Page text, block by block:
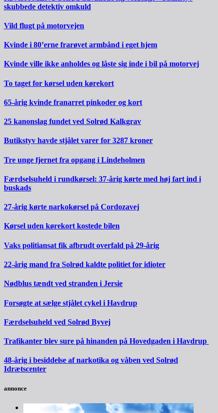
skubbede detektiv omkuld
Vild flugt på motorvejen
Kvinde i 80’erne frarøvet armbånd i eget hjem
Kvinde ville ikke anholdes og låste sig inde i bil på motorvej
To taget for kørsel uden kørekort
65-årig kvinde franarret pinkoder og kort
25 kanonslag fundet ved Solrød Kalkgrav
Butikstyv havde stjålet varer for 3287 kroner
Tre unge fjernet fra opgang i Lindeholmen
Færdselsuheld i rundkørsel: 37-årig kørte med høj fart ind i
buskads
27-årig kørte narkokørsel på Cordozavej
Kørsel uden kørekort kostede bilen
Vaks politiansat fik afbrudt overfald på 29-årig
22-årig mand fra Solrød kaldte politiet for idioter
Nødblus tændt ved stranden i Jersie
Forsøgte at sælge stjålet cykel i Havdrup
Færdselsuheld ved Solrød Byvej
Trafikanter blev sure på hinanden på Hovedgaden i Havdrup
48-årig i besiddelse af narkotika og våben ved Solrød
Idrætscenter
annonce